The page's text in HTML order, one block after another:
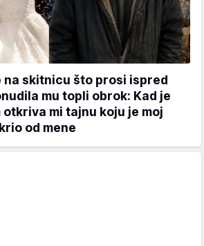
na skitnicu što prosi ispred
mu topli obrok: Kad je
otkriva mi tajnu koju je moj
od mene